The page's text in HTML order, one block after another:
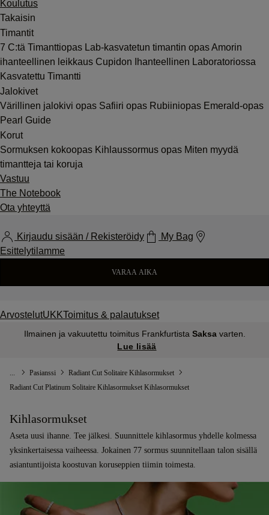
Koulutus
Takaisin
Timantit
7 C:tä Timanttiopas Lab-kasvatetun timantin opasAmorin
ihanteellinen leikkaus Cupidon Ihanteellinen Laboratoriossa
Kasvatettu Timantti
Jalokivet
Värillinen jalokivi opas Safiiri opas Rubiiniopas Emerald-opas
Pearl Guide
Korut
Sormuksen kokoopas Kihlaussormus opas Miten myydä
timantteja tai koruja
Vastuu
The Notebook
Ota yhteyttä
Kirjaudu sisään / Rekisteröidy
My Bag
Esittelytilamme
VARAA AIKA
ArvostelutUKKToimitus & palautukset
Ilmainen ja vakuutettu toimitus Frankfurtista Saksavarten.
Lue lisää
... Pasianssi
Radiant Cut Solitaire Kihlasormukset
Radiant Cut Platinum Solitaire Kihlasormukset Kihlasormukset
Kihlasormukset
Aseta uusi ihanne. Tee jälkesi. Suunnittele kihlasormus yhdelle kolmessa
yksinkertaisessa vaiheessa. Jokainen 77 sormus suunnitellaan talon sisällä
asiantuntijoista koostuvan koruseppien tiimin toimesta.